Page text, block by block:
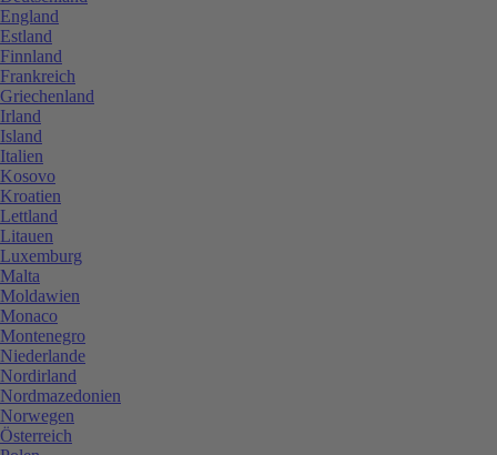
England
Estland
Finnland
Frankreich
Griechenland
Irland
Island
Italien
Kosovo
Kroatien
Lettland
Litauen
Luxemburg
Malta
Moldawien
Monaco
Montenegro
Niederlande
Nordirland
Nordmazedonien
Norwegen
Österreich